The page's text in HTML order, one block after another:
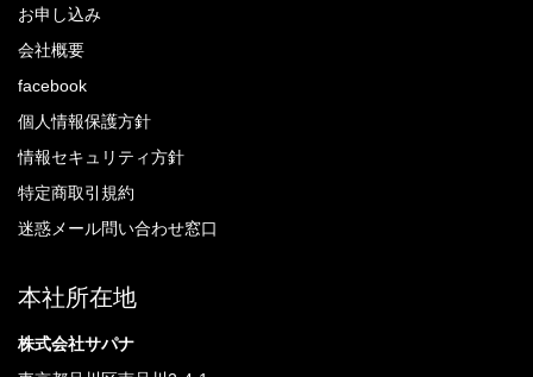
お申し込み
会社概要
facebook
個人情報保護方針
情報セキュリティ方針
特定商取引規約
迷惑メール問い合わせ窓口
本社所在地
株式会社サパナ